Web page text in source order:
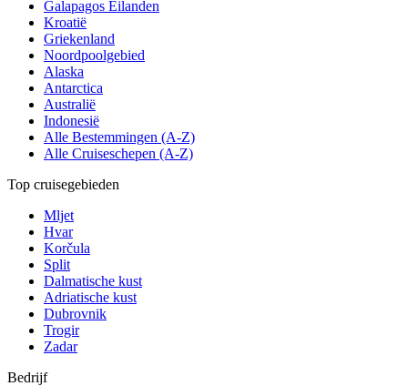
Galapagos Eilanden
Kroatië
Griekenland
Noordpoolgebied
Alaska
Antarctica
Australië
Indonesië
Alle Bestemmingen (A-Z)
Alle Cruiseschepen (A-Z)
Top cruisegebieden
Mljet
Hvar
Korčula
Split
Dalmatische kust
Adriatische kust
Dubrovnik
Trogir
Zadar
Bedrijf